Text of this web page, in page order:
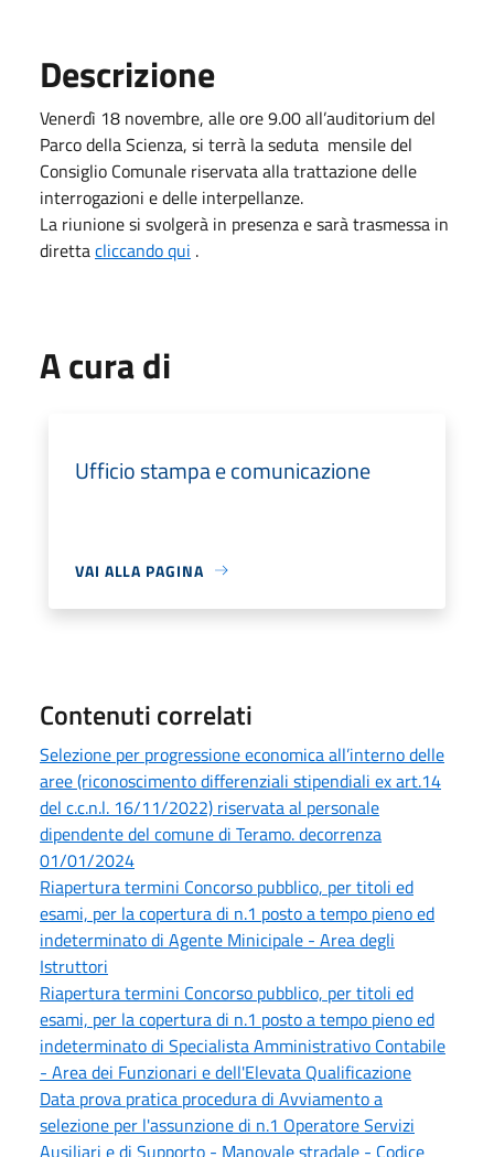
Descrizione
Venerdì 18 novembre, alle ore 9.00 all’auditorium del
Parco della Scienza, si terrà la seduta mensile del
Consiglio Comunale riservata alla trattazione delle
interrogazioni e delle interpellanze.
La riunione si svolgerà in presenza e sarà trasmessa in
direttacliccando qui .
A cura di
Ufficio stampa e comunicazione
VAI ALLA PAGINA
Contenuti correlati
Selezione per progressione economica all’interno delle
aree (riconoscimento differenziali stipendiali ex art.14
del c.c.n.l. 16/11/2022) riservata al personale
dipendente del comune di Teramo. decorrenza
01/01/2024
Riapertura termini Concorso pubblico, per titoli ed
esami, per la copertura di n.1 posto a tempo pieno ed
indeterminato di Agente Minicipale - Area degli
Istruttori
Riapertura termini Concorso pubblico, per titoli ed
esami, per la copertura di n.1 posto a tempo pieno ed
indeterminato di Specialista Amministrativo Contabile
- Area dei Funzionari e dell'Elevata Qualificazione
Data prova pratica procedura di Avviamento a
selezione per l'assunzione di n.1 Operatore Servizi
Ausiliari e di Supporto - Manovale stradale - Codice